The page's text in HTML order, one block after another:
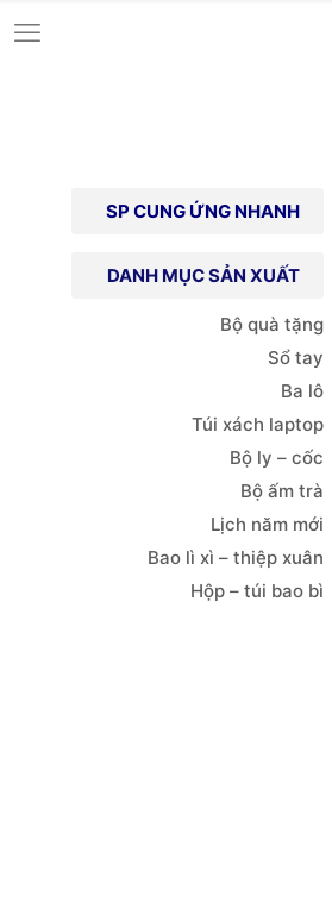
SP CUNG ỨNG NHANH
DANH MỤC SẢN XUẤT
Bộ quà tặng
Sổ tay
Ba lô
Túi xách laptop
Bộ ly – cốc
Bộ ấm trà
Lịch năm mới
Bao lì xì – thiệp xuân
Hộp – túi bao bì